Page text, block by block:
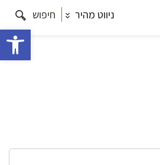
ניווט מהיר חיפוש